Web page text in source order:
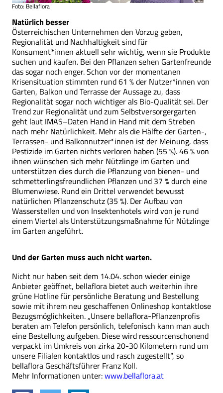
Foto: Bellaflora
Natürlich besser
Österreichischen Unternehmen den Vorzug geben,
Regionalität und Nachhaltigkeit sind für
Konsument*innen aktuell sehr wichtig, wenn sie Produkte
suchen und kaufen. Bei den Pflanzen sehen Gartenfreunde
das sogar noch enger. Schon vor der momentanen
Krisensituation stimmten rund 61 % der Nutzer*innen von
Garten, Balkon und Terrasse der Aussage zu, dass
Regionalität sogar noch wichtiger als Bio-Qualität sei. Der
Trend zur Regionalität und zum Selbstversorgergarten
geht laut IMAS–Daten Hand in Hand mit dem Streben
nach mehr Natürlichkeit. Mehr als die Hälfte der Garten-,
Terrassen- und Balkonnutzer*innen ist der Meinung, dass
Pestizide im Garten nichts verloren haben (55 %). 46 % von
ihnen wünschen sich mehr Nützlinge im Garten und
unterstützen dies durch die Pflanzung von bienen- und
schmetterlingsfreundlichen Pflanzen und 37 % durch eine
Blumenwiese. Rund ein Drittel verwendet bewusst
natürlichen Pflanzenschutz (35 %). Der Aufbau von
Wasserstellen und von Insektenhotels wird von je rund
einem Viertel als Unterstützungsmaßnahme für Nützlinge
im Garten angeführt.
Und der Garten muss auch nicht warten.
Nicht nur haben seit dem 14.04. schon wieder einige
Anbieter geöffnet, bellaflora bietet auch weiterhin ihre
grüne Hotline für persönliche Beratung und Bestellung
sowie mit ihrem neu geschaffenen Onlineshop kontaktlose
Bezugsmöglichkeiten. „Unsere bellaflora-Pflanzenprofis
beraten am Telefon persönlich, telefonisch kann man auch
eine Bestellung aufgeben. Diese wird ressourcenschonend
verpackt im Umkreis von zirka 20-30 Kilometern rund um
unsere Filialen kontaktlos und rasch zugestellt“, so
bellaflora Geschäftsführer Franz Koll.
Mehr Informationen unter:www.bellaflora.at